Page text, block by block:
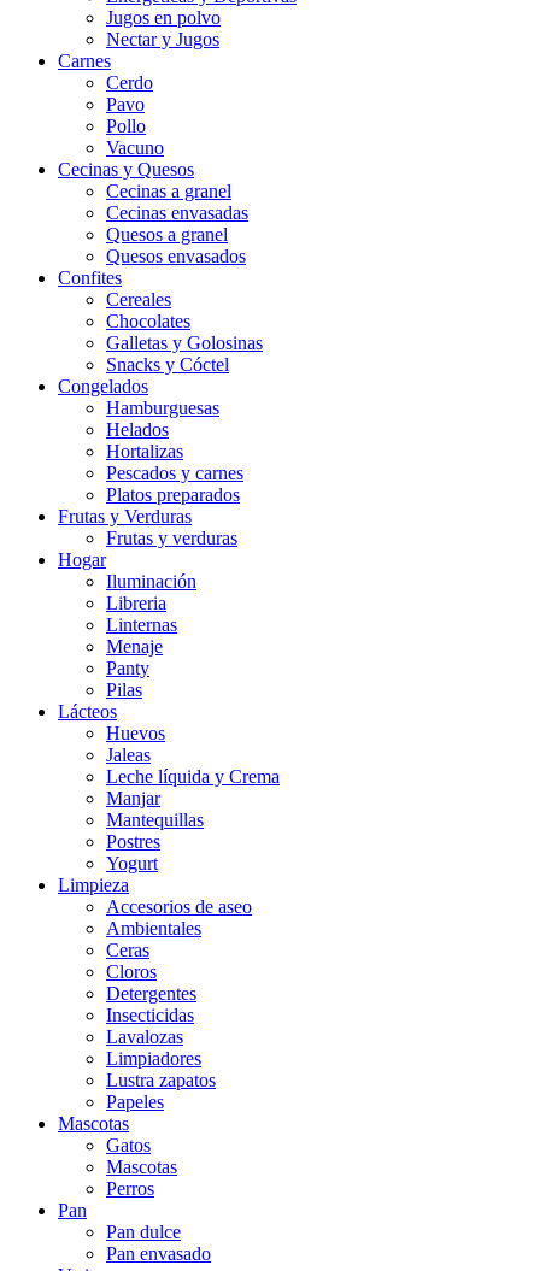
Jugos en polvo
Nectar y Jugos
Carnes
Cerdo
Pavo
Pollo
Vacuno
Cecinas y Quesos
Cecinas a granel
Cecinas envasadas
Quesos a granel
Quesos envasados
Confites
Cereales
Chocolates
Galletas y Golosinas
Snacks y Cóctel
Congelados
Hamburguesas
Helados
Hortalizas
Pescados y carnes
Platos preparados
Frutas y Verduras
Frutas y verduras
Hogar
Iluminación
Libreria
Linternas
Menaje
Panty
Pilas
Lácteos
Huevos
Jaleas
Leche líquida y Crema
Manjar
Mantequillas
Postres
Yogurt
Limpieza
Accesorios de aseo
Ambientales
Ceras
Cloros
Detergentes
Insecticidas
Lavalozas
Limpiadores
Lustra zapatos
Papeles
Mascotas
Gatos
Mascotas
Perros
Pan
Pan dulce
Pan envasado